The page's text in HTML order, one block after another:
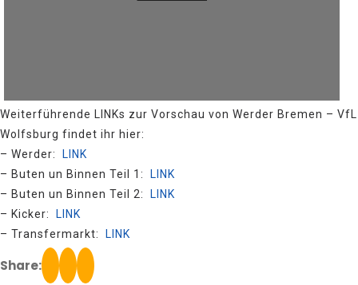
Weiterführende LINKs zur Vorschau von Werder Bremen – VfL
Wolfsburg findet ihr hier:
– Werder:
LINK
– Buten un Binnen Teil 1:
LINK
– Buten un Binnen Teil 2:
LINK
– Kicker:
LINK
– Transfermarkt:
LINK
Share: